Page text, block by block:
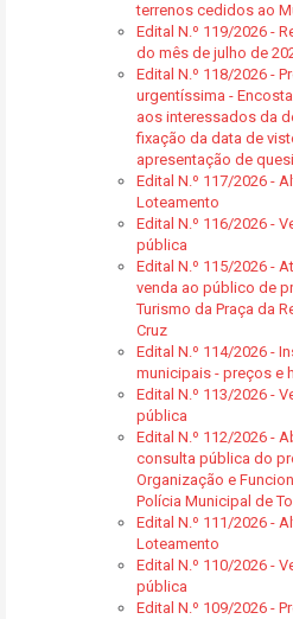
terrenos cedidos ao
Edital N.º 119/2026 -
do mês de julho de
Edital N.º 118/2026 -
urgentíssima -
aos interessados da
fixação da data de
apresentação de
Edital N.º 117/2026 -
Loteamento
Edital N.º 116/2026 -
pública
Edital N.º 115/2026 -
venda ao público de
Turismo da Praça da
Cruz
Edital N.º 114/2026 -
municipais - preços e
Edital N.º 113/2026 -
pública
Edital N.º 112/2026 -
consulta pública do
Organização e
Polícia Municipal de
Edital N.º 111/2026 -
Loteamento
Edital N.º 110/2026 -
pública
Edital N.º 109/2026 -